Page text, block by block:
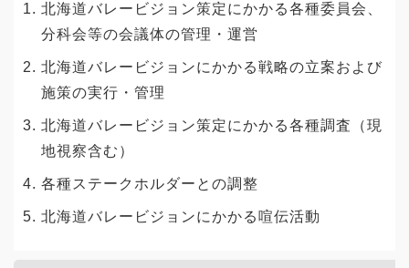
北海道バレービジョン策定にかかる各種委員会、
分科会等の会議体の管理・運営
北海道バレービジョンにかかる戦略の立案および
施策の実行・管理
北海道バレービジョン策定にかかる各種調査（現
地視察含む）
各種ステークホルダーとの調整
北海道バレービジョンにかかる喧伝活動